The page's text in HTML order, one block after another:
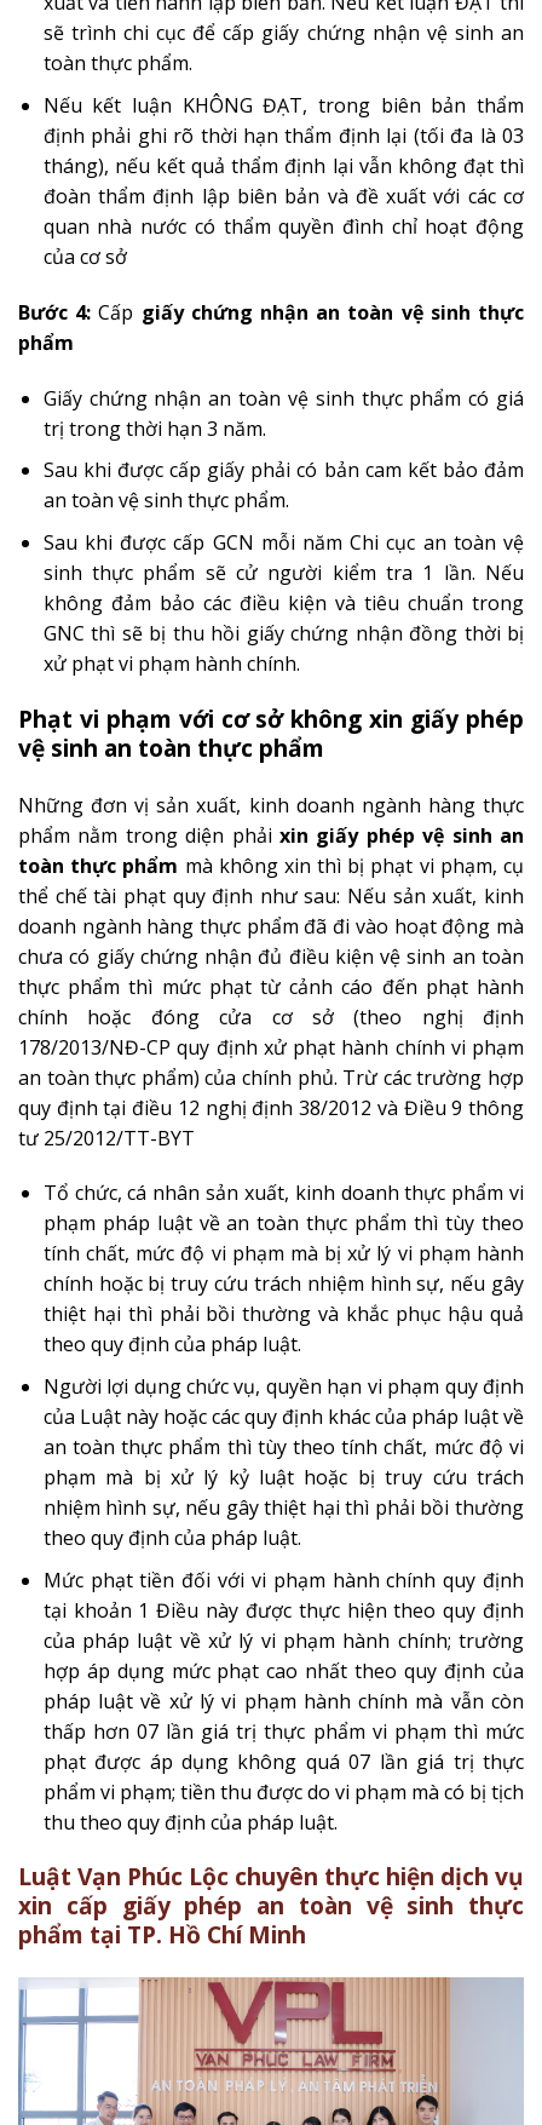
sẽ trình chi cục để cấp giấy chứng nhận vệ sinh an
toàn thực phẩm.
Nếu kết luận KHÔNG ĐẠT, trong biên bản thẩm
định phải ghi rõ thời hạn thẩm định lại (tối đa là 03
tháng), nếu kết quả thẩm định lại vẫn không đạt thì
đoàn thẩm định lập biên bản và đề xuất với các cơ
quan nhà nước có thẩm quyền đình chỉ hoạt động
của cơ sở
Bước 4:Cấp giấy chứng nhận an toàn vệ sinh thực
phẩm
Giấy chứng nhận an toàn vệ sinh thực phẩm có giá
trị trong thời hạn 3 năm.
Sau khi được cấp giấy phải có bản cam kết bảo đảm
an toàn vệ sinh thực phẩm.
Sau khi được cấp GCN mỗi năm Chi cục an toàn vệ
sinh thực phẩm sẽ cử người kiểm tra 1 lần. Nếu
không đảm bảo các điều kiện và tiêu chuẩn trong
GNC thì sẽ bị thu hồi giấy chứng nhận đồng thời bị
xử phạt vi phạm hành chính.
Phạt vi phạm với cơ sở không xin giấy phép
vệ sinh an toàn thực phẩm
Những đơn vị sản xuất, kinh doanh ngành hàng thực
phẩm nằm trong diện phải xin giấy phép vệ sinh an
toàn thực phẩm mà không xin thì bị phạt vi phạm, cụ
thể chế tài phạt quy định như sau: Nếu sản xuất, kinh
doanh ngành hàng thực phẩm đã đi vào hoạt động mà
chưa có giấy chứng nhận đủ điều kiện vệ sinh an toàn
thực phẩm thì mức phạt từ cảnh cáo đến phạt hành
chính hoặc đóng cửa cơ sở (theo nghị định
178/2013/NĐ-CP quy định xử phạt hành chính vi phạm
an toàn thực phẩm) của chính phủ. Trừ các trường hợp
quy định tại điều 12 nghị định 38/2012 và Điều 9 thông
tư 25/2012/TT-BYT
Tổ chức, cá nhân sản xuất, kinh doanh thực phẩm vi
phạm pháp luật về an toàn thực phẩm thì tùy theo
tính chất, mức độ vi phạm mà bị xử lý vi phạm hành
chính hoặc bị truy cứu trách nhiệm hình sự, nếu gây
thiệt hại thì phải bồi thường và khắc phục hậu quả
theo quy định của pháp luật.
Người lợi dụng chức vụ, quyền hạn vi phạm quy định
của Luật này hoặc các quy định khác của pháp luật về
an toàn thực phẩm thì tùy theo tính chất, mức độ vi
phạm mà bị xử lý kỷ luật hoặc bị truy cứu trách
nhiệm hình sự, nếu gây thiệt hại thì phải bồi thường
theo quy định của pháp luật.
Mức phạt tiền đối với vi phạm hành chính quy định
tại khoản 1 Điều này được thực hiện theo quy định
của pháp luật về xử lý vi phạm hành chính; trường
hợp áp dụng mức phạt cao nhất theo quy định của
pháp luật về xử lý vi phạm hành chính mà vẫn còn
thấp hơn 07 lần giá trị thực phẩm vi phạm thì mức
phạt được áp dụng không quá 07 lần giá trị thực
phẩm vi phạm; tiền thu được do vi phạm mà có bị tịch
thu theo quy định của pháp luật.
Luật Vạn Phúc Lộc chuyên thực hiện dịch vụ
xin cấp giấy phép an toàn vệ sinh thực
phẩm tại TP. Hồ Chí Minh